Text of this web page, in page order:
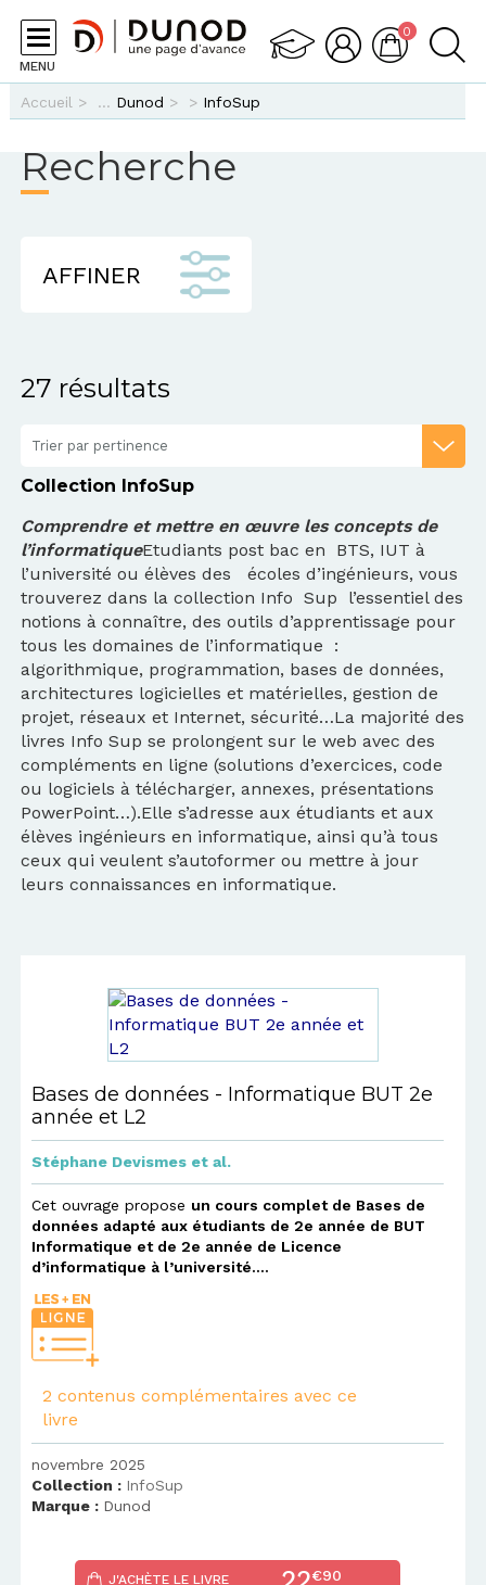
MENU
0
Vous êtes ici
Accueil > Dunod > > InfoSup
Recherche
27 résultats
Trier par pertinence
Collection InfoSup
Comprendre et mettre en œuvre les concepts de
l’informatiqueEtudiants post bac en BTS, IUT à
l’université ou élèves des écoles d’ingénieurs, vous
trouverez dans la collection Info Sup l’essentiel des
notions à connaître, des outils d’apprentissage pour
tous les domaines de l’informatique :
algorithmique, programmation, bases de données,
architectures logicielles et matérielles, gestion de
projet, réseaux et Internet, sécurité…La majorité des
livres Info Sup se prolongent sur le web avec des
compléments en ligne (solutions d’exercices, code
ou logiciels à télécharger, annexes, présentations
PowerPoint…).Elle s’adresse aux étudiants et aux
élèves ingénieurs en informatique, ainsi qu’à tous
ceux qui veulent s’autoformer ou mettre à jour
leurs connaissances en informatique.
AFFINER
Bases de données - Informatique BUT 2e
année et L2
Stéphane Devismes et al.
Cet ouvrage propose un cours complet de Bases de
données adapté aux étudiants de 2e année de BUT
Informatique et de 2e année de Licence
d’informatique à l’université....
2 contenus complémentaires avec ce
livre
novembre 2025
Collection : InfoSup
Marque : Dunod
J'ACHÈTE LE LIVRE €90